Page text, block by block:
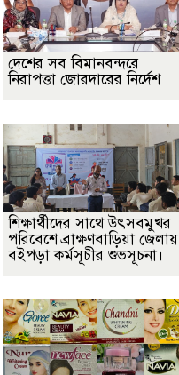
দেশের সব বিমানবন্দরে
নিরাপত্তা জোরদারের নির্দেশ
শিক্ষার্থীদের সাথে উৎসবমুখর
পরিবেশে ব্রাক্ষণবাড়িয়া জেলায়
বইপড়া কর্মসূচীর শুভসূচনা।